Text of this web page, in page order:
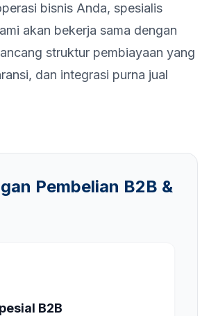
bisnis Anda, spesialis
akan bekerja sama dengan
struktur pembiayaan yang
dan integrasi purna jual
Pembelian B2B &
B2B